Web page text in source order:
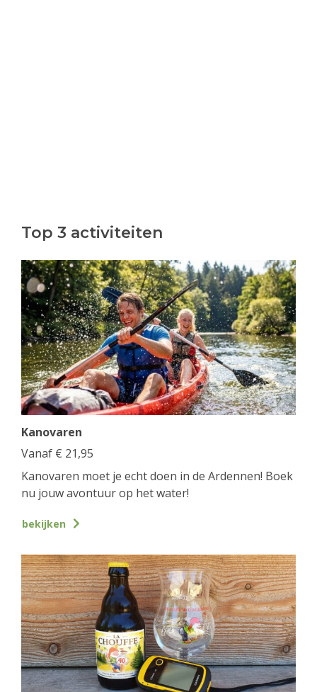
Top 3 activiteiten
Kanovaren
Vanaf € 21,95
Kanovaren moet je echt doen in de Ardennen! Boek
nu jouw avontuur op het water!
bekijken